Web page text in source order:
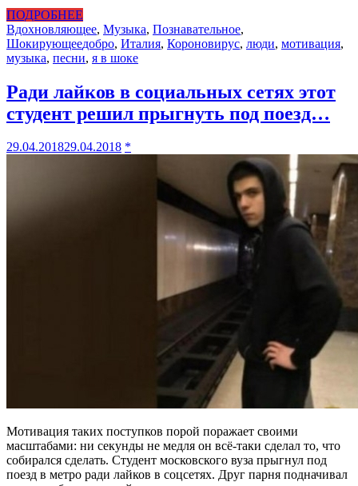
ПОДРОБНЕЕ
Вдохновляющее, Музыка, Познавательное,
Шокирующеедобро, Италия, Короновирус, люди, мотивация,
музыка, песни, я в шоке
Ради лайков в социальных сетях этот
студент решил прыгнуть под поезд…
29.04.201829.04.2018 *
Мотивация таких поступков порой поражает своими
масштабами: ни секунды не медля он всё-таки сделал то, что
собирался сделать. Студент московского вуза прыгнул под
поезд в метро ради лайков в соцсетях. Друг парня подначивал